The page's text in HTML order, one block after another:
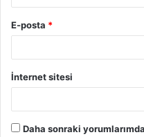
E-posta *
İnternet sitesi
Daha sonraki